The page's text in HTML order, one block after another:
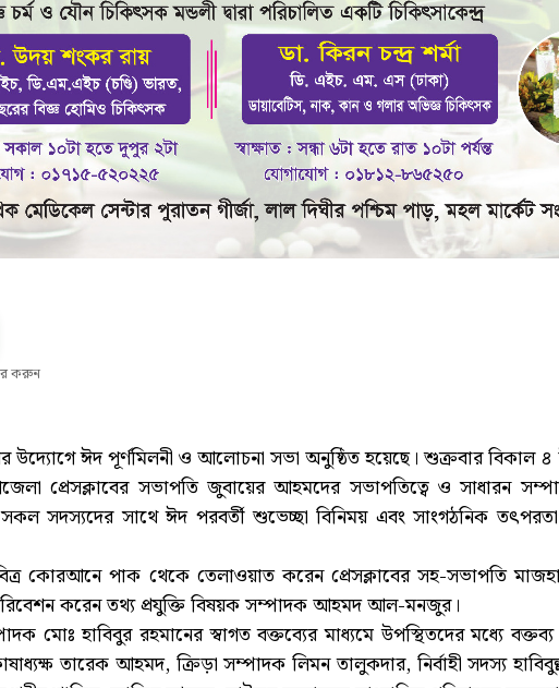
করুন
উদ্যোগে ঈদ পূর্ণমিলনী ও আলোচনা সভা অনুষ্ঠিত হয়েছে। শুক্রবার বিকাল ৪
প্রেসক্লাবের সভাপতি জুবায়ের আহমদের সভাপতিত্বে ও সাধারন
সদস্যদের সাথে ঈদ পরবর্তী শুভেচ্ছা বিনিময় এবং সাংগঠনিক তৎপরতা
কোরআনে পাক থেকে তেলাওয়াত করেন প্রেসক্লাবের সহ-সভাপতি
করেন তথ্য প্রযুক্তি বিষয়ক সম্পাদক আহমদ আল-মনজুর।
মোঃ হাবিবুর রহমানের স্বাগত বক্তব্যের মাধ্যমে উপস্থিতদের মধ্যে
তারেক আহমদ, ক্রিড়া সম্পাদক লিমন তালুকদার, নির্বাহী সদস্য